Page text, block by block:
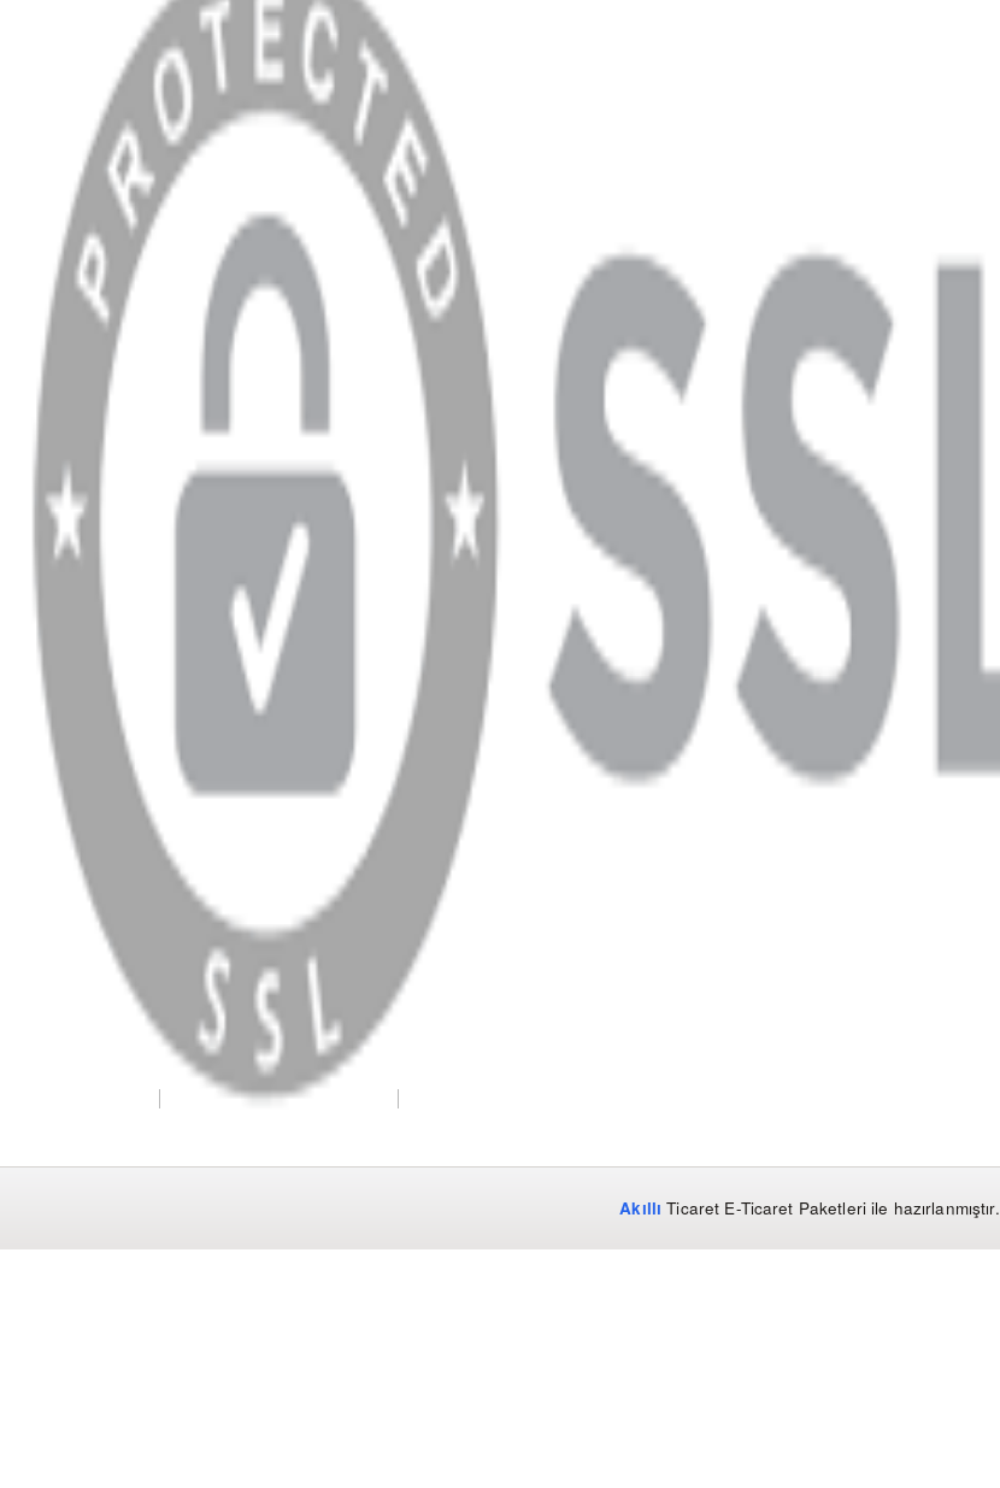
Anasayfa
Hakkımızda
Blog
MÜŞTERİ HİZMETLERİ
Hesabım
Sipariş Sorgulama
Banka Hesap Bilgileri
YARDIM VE DESTEK
Ödeme ve Teslimat Şartları
Garanti ve İade Şartları
info@dukkanhifi.com0850 441 40 44
0850 441 40 44
Pazartesi - Cuma 09:30 - 19:30, Cumartesi 10:00 - 18:00
Facebook Instagram YouTube
Dükkan Hifi. Tüm Hakları Saklıdır
Kullanım Koşulları ve Gizlilik
Akıllı Ticaret E-Ticaret Paketleriile hazırlanmıştır.